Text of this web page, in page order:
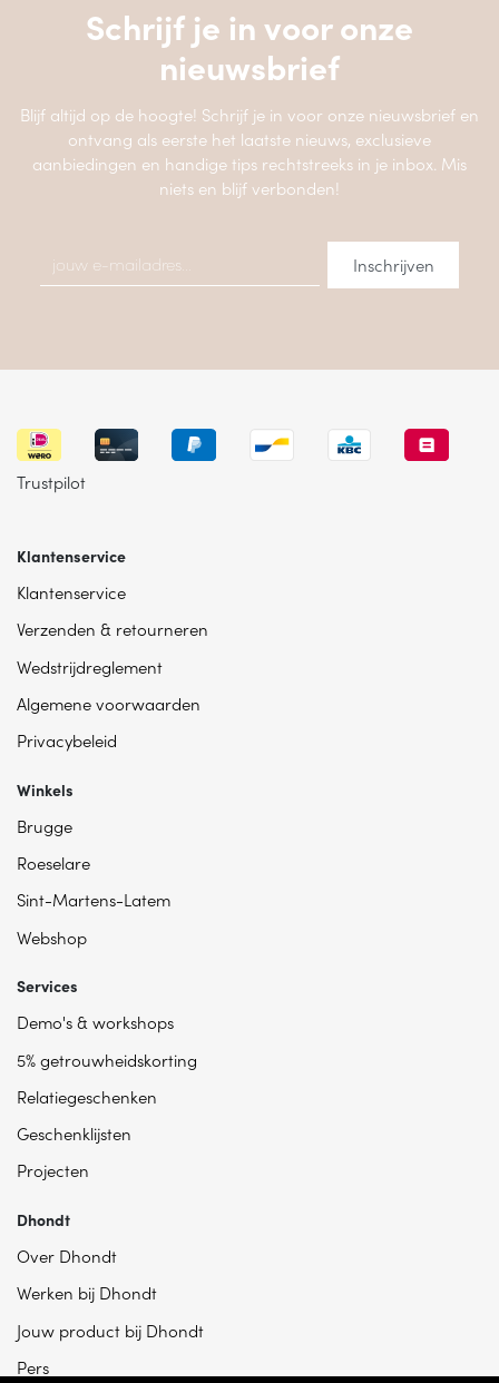
Schrijf je in voor onze
nieuwsbrief
Blijf altijd op de hoogte! Schrijf je in voor onze nieuwsbrief en
ontvang als eerste het laatste nieuws, exclusieve
aanbiedingen en handige tips rechtstreeks in je inbox. Mis
niets en blijf verbonden!
Trustpilot
Klantenservice
Klantenservice
Verzenden & retourneren
Wedstrijdreglement
Algemene voorwaarden
Privacybeleid
Winkels
Brugge
Roeselare
Sint-Martens-Latem
Webshop
Services
Demo's & workshops
5% getrouwheidskorting
Relatiegeschenken
Geschenklijsten
Projecten
Dhondt
Over Dhondt
Werken bij Dhondt
Jouw product bij Dhondt
Pers